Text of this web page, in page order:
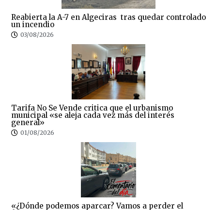
Reabierta la A-7 en Algeciras tras quedar controlado
un incendio
03/08/2026
Tarifa No Se Vende critica que el urbanismo
municipal «se aleja cada vez más del interés
general»
01/08/2026
«¿Dónde podemos aparcar? Vamos a perder el